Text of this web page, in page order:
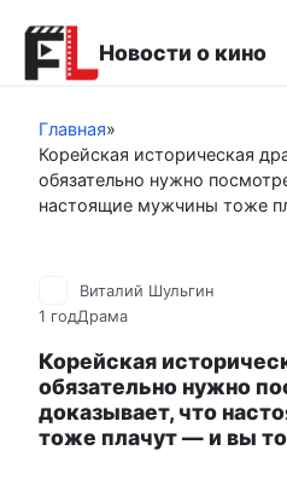
контенту
Новости о кино
Главная»
Корейская историческая
обязательно нужно
настоящие мужчины тоже
Виталий Шульгин
1 годДрама
Корейская
обязательно нужно
доказывает, что
тоже плачут — и вы